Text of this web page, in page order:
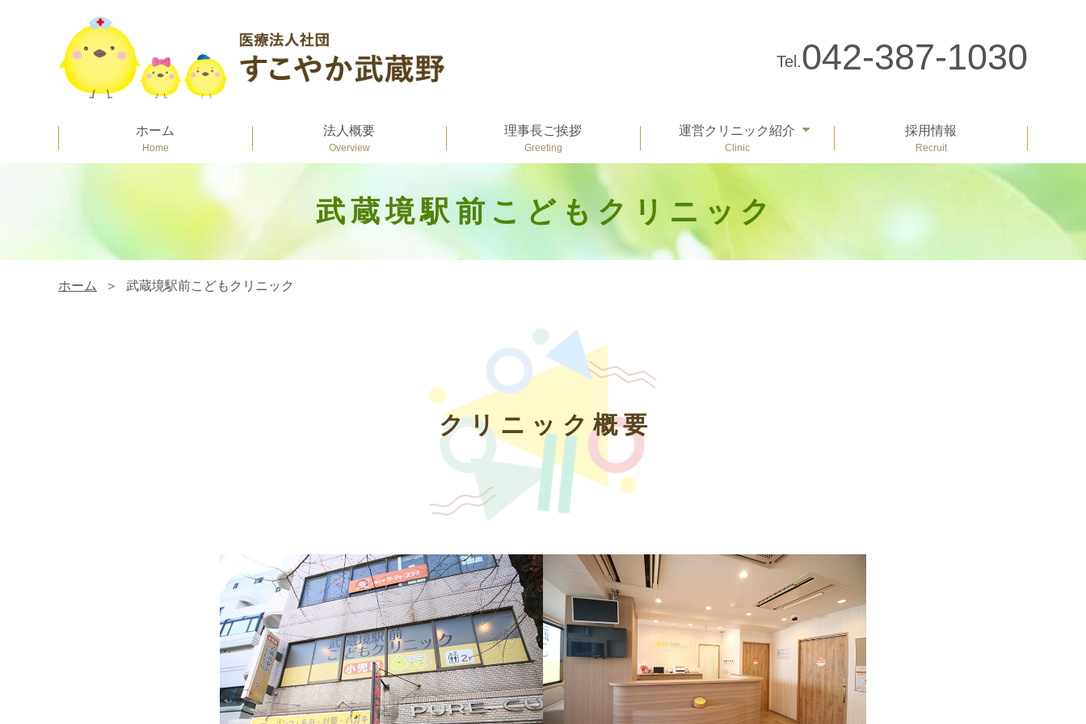
医療法人社団 すこやか武蔵野
042-387-1030
ホーム 法人概要 理事長ご挨拶 運営クリニック紹介 採用情報
ホーム 武蔵境駅前こどもクリニック
武蔵境駅前 こどもクリニック
クリニック概要